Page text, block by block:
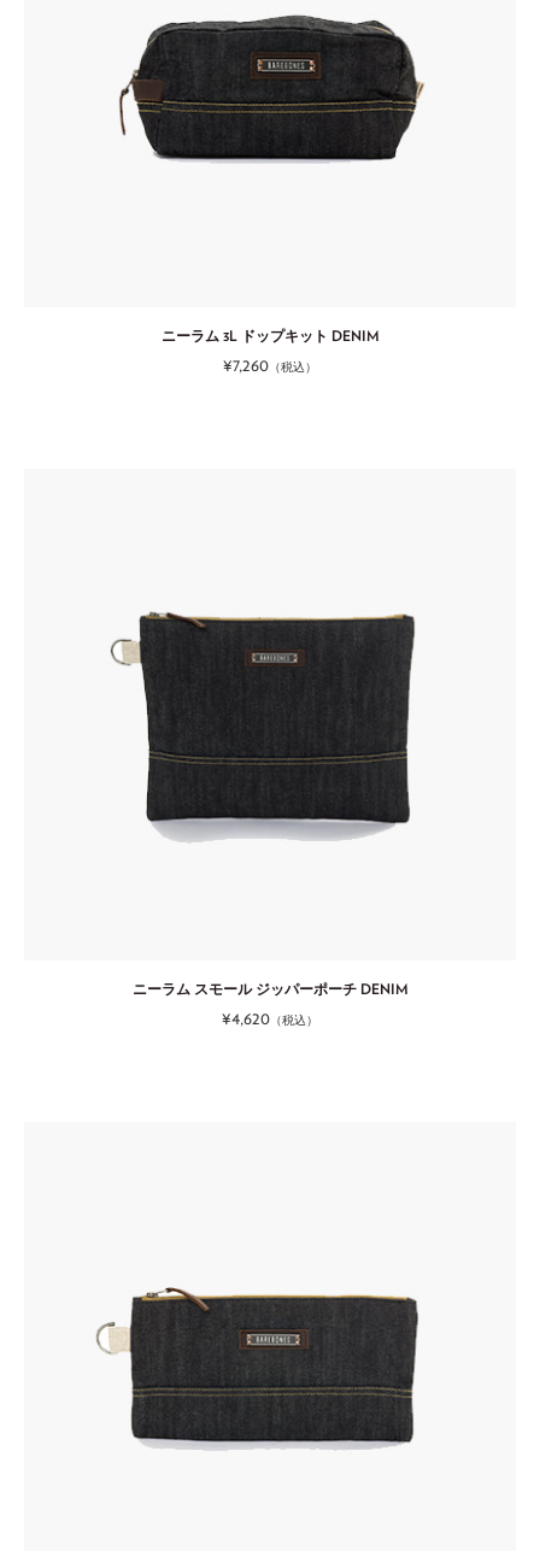
ニーラム 3L ドップキット DENIM
¥7,260 （税込）
ニーラム スモール ジッパーポーチ DENIM
¥4,620 （税込）